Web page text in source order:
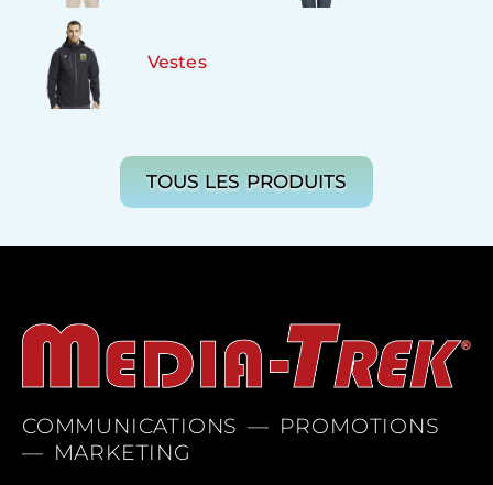
Vestes
TOUS LES PRODUITS
COMMUNICATIONS — PROMOTIONS
— MARKETING